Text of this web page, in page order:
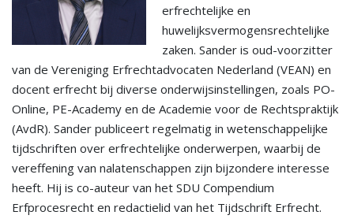
erfrechtelijke en
huwelijksvermogensrechtelijke
zaken. Sander is oud-voorzitter
van de Vereniging Erfrechtadvocaten Nederland (VEAN) en
docent erfrecht bij diverse onderwijsinstellingen, zoals PO-
Online, PE-Academy en de Academie voor de Rechtspraktijk
(AvdR). Sander publiceert regelmatig in wetenschappelijke
tijdschriften over erfrechtelijke onderwerpen, waarbij de
vereffening van nalatenschappen zijn bijzondere interesse
heeft. Hij is co-auteur van het SDU Compendium
Erfprocesrecht en redactielid van het Tijdschrift Erfrecht.